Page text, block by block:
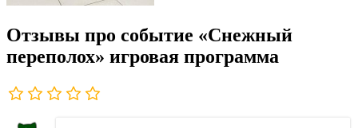
Отзывы про событие «Снежный
переполох» игровая программа